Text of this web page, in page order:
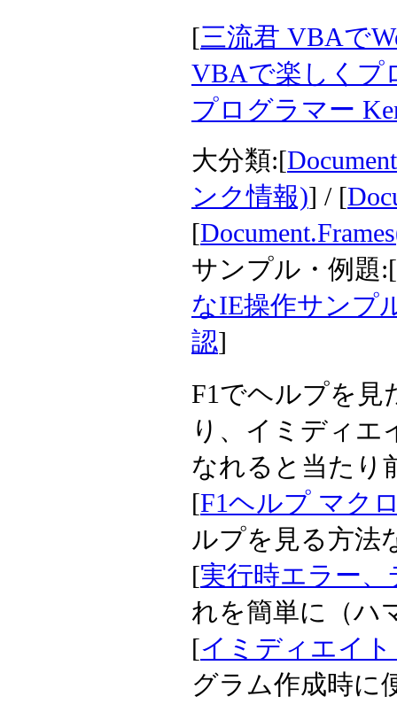
[三流君 VBAで
VBAで楽しくプ
プログラマー
大分類:[
ンク情報)] / [
[
サンプル・例題:[
なIE操作サンプ
認]
F1でヘルプを見
り、イミディエ
なれると当たり
[F1ヘルプ マク
ルプを見る方法
[実行時エラー
れを簡単に（ハ
[イミディエイト
グラム作成時に